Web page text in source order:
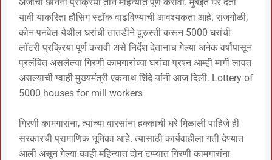
यावी याकरिता हौसिंग स्टॉक वाढविण्याची आवश्यकता आहे. रांजगोळी,
कोन-पनवेल येथील घरांची तातडीने दुरुस्ती करून 5000 घरांची
लॉटरी प्रक्रिया पूर्ण करावी असे निर्देश देतानाच गेल्या अनेक वर्षांपासून
प्रलंबित असलेल्या गिरणी कामगारांच्या घरांचा प्रश्न आम्ही मार्गी लावत
असल्याची ग्वाही मुख्यमंत्री एकनाथ शिंदे यांनी आज दिली. Lottery of
5000 houses for mill workers
गिरणी कामगारांना, त्यांच्या वारसांना हक्काची घरे मिळाली पाहिजे ही
सरकारची प्रामाणिक भूमिका आहे. त्यासाठी कार्यवाहीला गती देण्यात
आली असून गेल्या काही महिन्यात दोन टप्प्यात गिरणी कामगारांना